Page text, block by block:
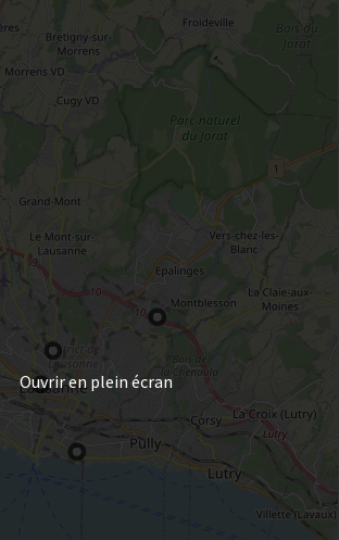
Ouvrir en plein écran